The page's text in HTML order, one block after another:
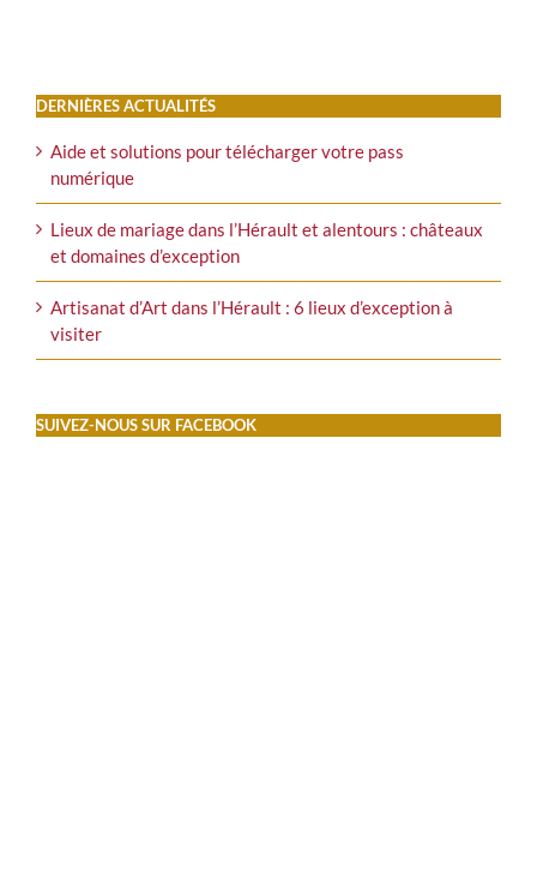
DERNIÈRES ACTUALITÉS
Aide et solutions pour télécharger votre pass
numérique
Lieux de mariage dans l’Hérault et alentours : châteaux
et domaines d’exception
Artisanat d’Art dans l’Hérault : 6 lieux d’exception à
visiter
SUIVEZ-NOUS SUR FACEBOOK